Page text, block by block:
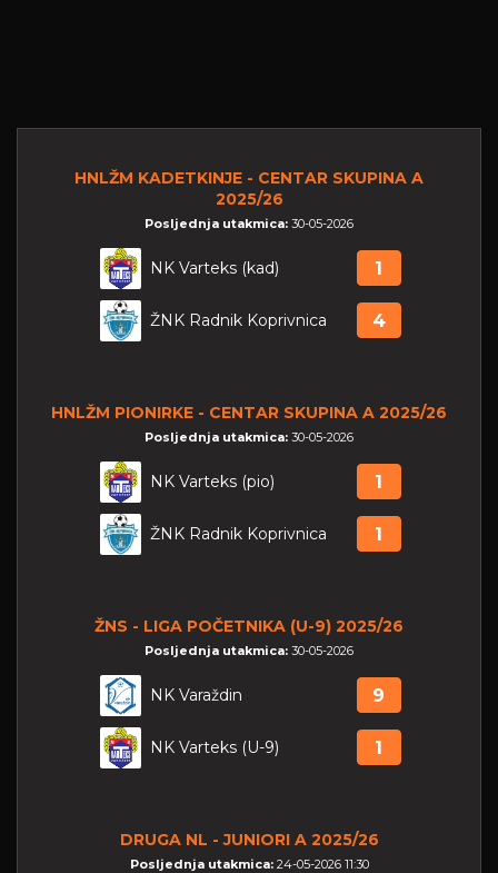
HNLŽM KADETKINJE - CENTAR SKUPINA A
2025/26
Posljednja utakmica: 30-05-2026
NK Varteks (kad) 1
ŽNK Radnik Koprivnica 4
HNLŽM PIONIRKE - CENTAR SKUPINA A 2025/26
Posljednja utakmica: 30-05-2026
NK Varteks (pio) 1
ŽNK Radnik Koprivnica 1
ŽNS - LIGA POČETNIKA (U-9) 2025/26
Posljednja utakmica: 30-05-2026
NK Varaždin 9
NK Varteks (U-9) 1
DRUGA NL - JUNIORI A 2025/26
Posljednja utakmica: 24-05-2026 11:30